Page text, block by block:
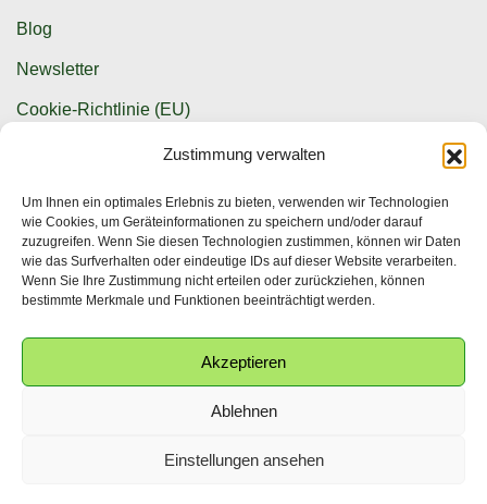
Zustimmung verwalten
Um Ihnen ein optimales Erlebnis zu bieten, verwenden wir Technologien
wie Cookies, um Geräteinformationen zu speichern und/oder darauf
zuzugreifen. Wenn Sie diesen Technologien zustimmen, können wir Daten
wie das Surfverhalten oder eindeutige IDs auf dieser Website verarbeiten.
Wenn Sie Ihre Zustimmung nicht erteilen oder zurückziehen, können
bestimmte Merkmale und Funktionen beeinträchtigt werden.
Akzeptieren
Ablehnen
Einstellungen ansehen
Blog
Newsletter
Cookie-Richtlinie (EU)
info@krwpg.de
+49 (0) 341 586 155 25
© Urheberrecht 2025. Alle Rechte vorbehalten.
English (Englisch )